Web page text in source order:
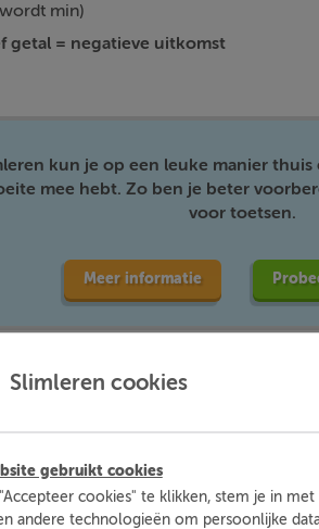
min)
getal = negatieve uitkomst
kun je op een leuke manier
mee hebt. Zo ben je beter
voor toetsen.
Meer informatie
uitkomst
Slimleren cookies
gebruikt cookies
cookies" te klikken, stem je in met
andere technologieën om persoonlijke